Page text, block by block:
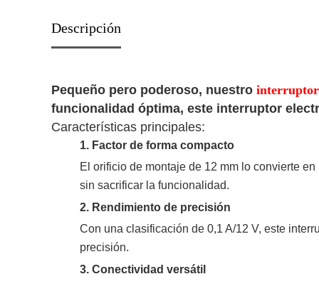
Descripción
Pequeño pero poderoso, nuestro interruptor
funcionalidad óptima, este interruptor
Características principales:
1. Factor de forma compacto
El orificio de montaje de 12 mm lo convierte
sin sacrificar la funcionalidad.
2. Rendimiento de precisión
Con una clasificación de 0,1 A/12 V, este
precisión.
3. Conectividad versátil